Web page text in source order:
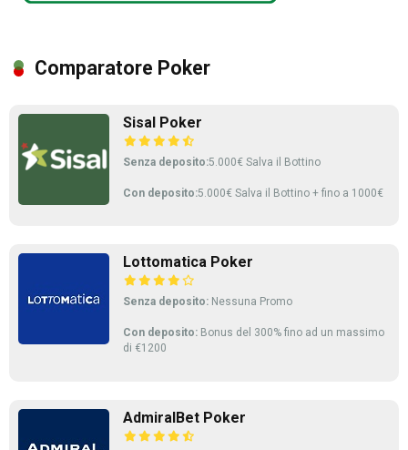
Comparatore Poker
Sisal Poker
Senza deposito:5.000€ Salva il Bottino
Con deposito:5.000€ Salva il Bottino + fino a 1000€
Lottomatica Poker
Senza deposito: Nessuna Promo
Con deposito: Bonus del 300% fino ad un massimo
di €1200
AdmiralBet Poker